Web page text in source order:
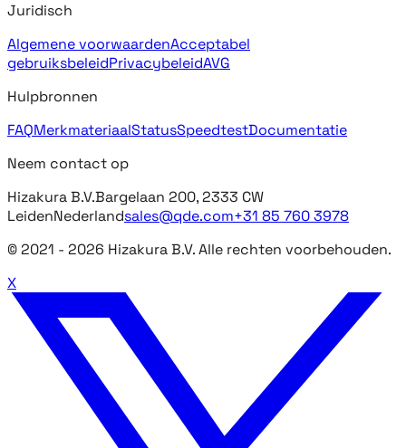
Juridisch
Algemene voorwaardenAcceptabel
gebruiksbeleidPrivacybeleidAVG
Hulpbronnen
FAQMerkmateriaalStatusSpeedtestDocumentatie
Neem contact op
Hizakura B.V.Bargelaan 200, 2333 CW
LeidenNederlandsales@qde.com+31 85 760 3978
© 2021 - 2026 Hizakura B.V. Alle rechten voorbehouden.
X